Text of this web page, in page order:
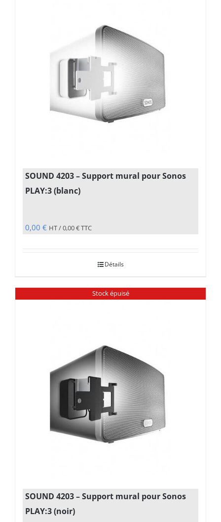
SOUND 4203 – Support mural pour Sonos
PLAY:3 (blanc)
0,00 € HT /0,00€TTC
Détails
Stock épuisé
SOUND 4203 – Support mural pour Sonos
PLAY:3 (noir)